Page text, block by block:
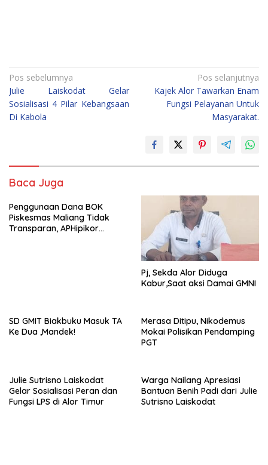
Navigasi
pos
Pos sebelumnya
Julie Laiskodat Gelar
Sosialisasi 4 Pilar Kebangsaan
Di Kabola
Pos selanjutnya
Kajek Alor Tawarkan Enam
Fungsi Pelayanan Untuk
Masyarakat.
Baca Juga
Penggunaan Dana BOK
Piskesmas Maliang Tidak
Transparan, APHipikor
Pj, Sekda Alor Diduga
Kabur,Saat aksi Damai GMNI
SD GMIT Biakbuku Masuk TA
Ke Dua ,Mandek!
Merasa Ditipu, Nikodemus
Mokai Polisikan Pendamping
PGT
Julie Sutrisno Laiskodat
Gelar Sosialisasi Peran dan
Fungsi LPS di Alor Timur
Warga Nailang Apresiasi
Bantuan Benih Padi dari Julie
Sutrisno Laiskodat